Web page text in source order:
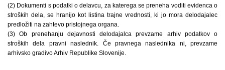
(2) Dokumenti s podatki o delavcu, za katerega se preneha voditi evidenca o
stroških dela, se hranijo kot listina trajne vrednosti, ki jo mora delodajalec
predložiti na zahtevo pristojnega organa.
(3) Ob prenehanju dejavnosti delodajalca prevzame arhiv podatkov o
stroških dela pravni naslednik. Če pravnega naslednika ni, prevzame
arhivsko gradivo Arhiv Republike Slovenije.